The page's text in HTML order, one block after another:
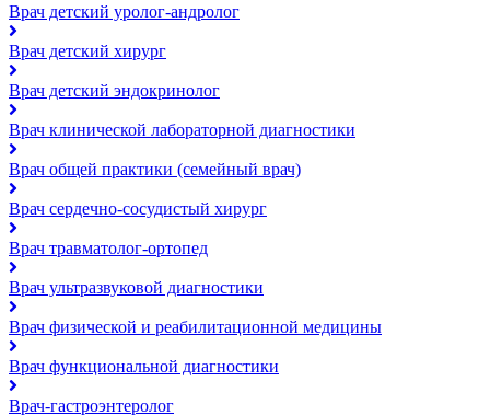
Врач детский уролог-андролог
Врач детский хирург
Врач детский эндокринолог
Врач клинической лабораторной диагностики
Врач общей практики (семейный врач)
Врач сердечно-сосудистый хирург
Врач травматолог-ортопед
Врач ультразвуковой диагностики
Врач физической и реабилитационной медицины
Врач функциональной диагностики
Врач-гастроэнтеролог